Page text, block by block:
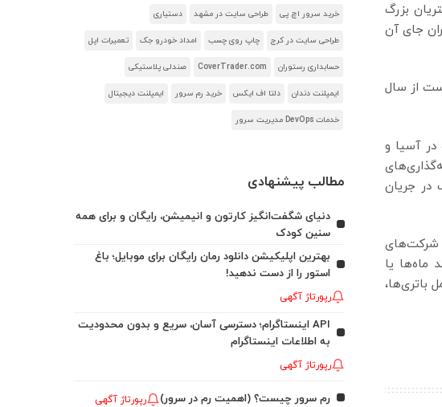
بزرگ
جای آن
از سال
در آسیا و
در جریان
شرکت‌های
ماه‌ها یا
باتری‌ها،
خرید سرور اچ پی طراحی سایت در مشهد دستیاری
طراحی سایت در کرج چاپ روی چسب امداد خودرو جک تعمیرات اپل
حسابداری رستوران CoverTrader.com صندلی پلاستیکی
ایمپلنت دندان دلتا اف ایکس خرید رم سرور ایمپلنت دیجیتال
خدمات DevOps مدیریت سرور
مطالب پیشنهادی
دنیای شگفت‌انگیز کارتون و انیمیشن، رایگان و برای همه
سنین کودک
بهترین اپلیکیشن دانلود رمان رایگان برای موبایل؛ باغ
استور را از دست ندهید!
رپورتاژ آگهی
API اینستاگرام؛ دسترسی آسان، سریع و بدون محدودیت
به اطلاعات اینستاگرام
رپورتاژ آگهی
رم سرور چیست؟ (اهمیت رم در سرور) رپورتاژ آگهی